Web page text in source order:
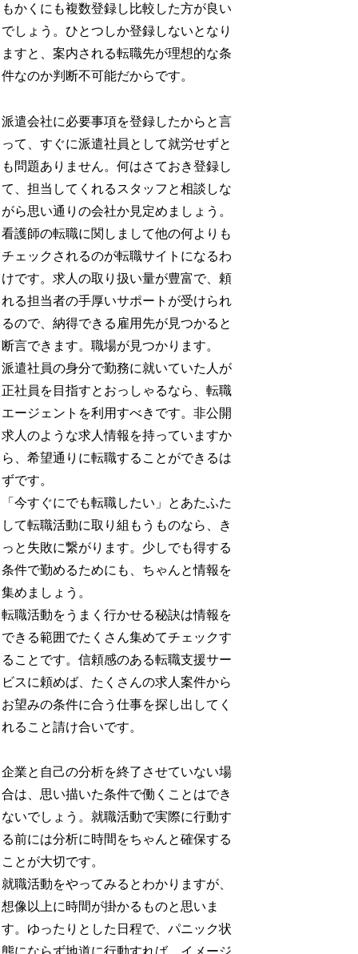
もかくにも複数登録し比較した方が良い
でしょう。ひとつしか登録しないとなり
ますと、案内される転職先が理想的な条
件なのか判断不可能だからです。
派遣会社に必要事項を登録したからと言
って、すぐに派遣社員として就労せずと
も問題ありません。何はさておき登録し
て、担当してくれるスタッフと相談しな
がら思い通りの会社か見定めましょう。
看護師の転職に関しまして他の何よりも
チェックされるのが転職サイトになるわ
けです。求人の取り扱い量が豊富で、頼
れる担当者の手厚いサポートが受けられ
るので、納得できる雇用先が見つかると
断言できます。職場が見つかります。
派遣社員の身分で勤務に就いていた人が
正社員を目指すとおっしゃるなら、転職
エージェントを利用すべきです。非公開
求人のような求人情報を持っていますか
ら、希望通りに転職することができるは
ずです。
「今すぐにでも転職したい」とあたふた
して転職活動に取り組もうものなら、き
っと失敗に繋がります。少しでも得する
条件で勤めるためにも、ちゃんと情報を
集めましょう。
転職活動をうまく行かせる秘訣は情報を
できる範囲でたくさん集めてチェックす
ることです。信頼感のある転職支援サー
ビスに頼めば、たくさんの求人案件から
お望みの条件に合う仕事を探し出してく
れること請け合いです。
企業と自己の分析を終了させていない場
合は、思い描いた条件で働くことはでき
ないでしょう。就職活動で実際に行動す
る前には分析に時間をちゃんと確保する
ことが大切です。
就職活動をやってみるとわかりますが、
想像以上に時間が掛かるものと思いま
す。ゆったりとした日程で、パニック状